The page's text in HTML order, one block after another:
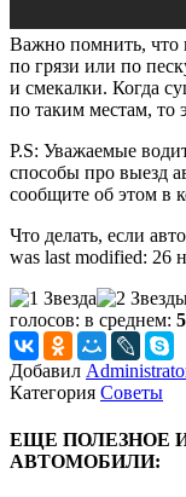
Важно помнить, что
по грязи или по
и смекалки. Когда
по таким местам, то
P.S: Уважаемые
способы про выезд
сообщите об этом в
Что делать, если
was last modified: 26
голосов: в среднем:
Добавил
Категория Советы
ЕЩЕ ПОЛЕЗНОЕ
АВТОМОБИЛИ: